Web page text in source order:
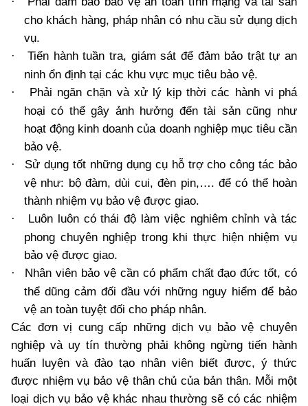
cho khách hàng, pháp nhân có nhu cầu sử dụng dịch
vụ.
·
Tiến hành tuần tra, giám sát để đảm bảo trật tự an
ninh ổn định tại các khu vực mục tiêu bảo vệ.
·
Phải ngăn chặn và xử lý kịp thời các hành vi phá
hoại có thể gây ảnh hưởng đến tài sản cũng như
hoạt động kinh doanh của doanh nghiệp mục tiêu cần
bảo vệ.
·
Sử dụng tốt những dụng cụ hỗ trợ cho công tác bảo
vệ như: bộ đàm, dùi cui, đèn pin,…. để có thể hoàn
thành nhiệm vụ bảo vệ được giao.
·
Luôn luôn có thái độ làm việc nghiêm chỉnh và tác
phong chuyên nghiệp trong khi thực hiện nhiệm vụ
bảo vệ được giao.
·
Nhân viên bảo vệ cần có phẩm chất đạo đức tốt, có
thể dũng cảm đối đầu với những nguy hiểm để bảo
vệ an toàn tuyệt đối cho pháp nhân.
Các đơn vị cung cấp những dịch vụ bảo vệ chuyên
nghiệp và uy tín thường phải không ngừng tiến hành
huấn luyện và đào tạo nhân viên biết được, ý thức
được nhiệm vụ bảo vệ thân chủ của bản thân. Mỗi một
loại dịch vụ bảo vệ khác nhau thường sẽ có các nhiệm